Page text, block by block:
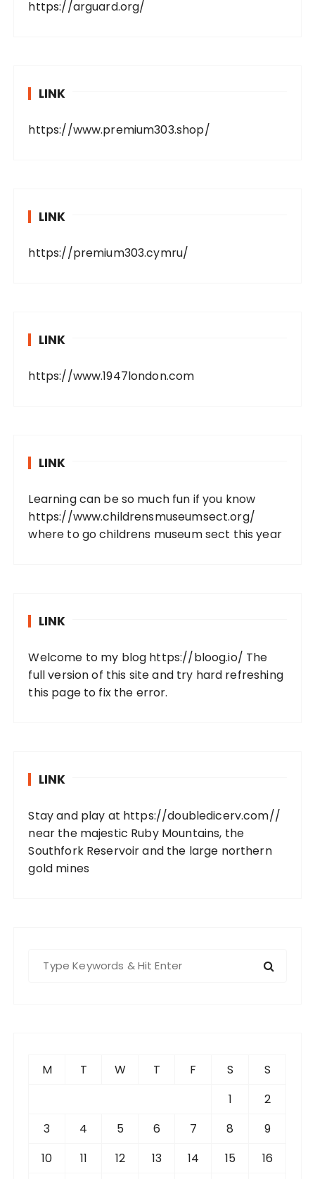
https://arguard.org/
LINK
https://www.premium303.shop/
LINK
https://premium303.cymru/
LINK
https://www.1947london.com
LINK
Learning can be so much fun if you know
https://www.childrensmuseumsect.org/
where to go childrens museum sect this year
LINK
Welcome to my blog https://bloog.io/ The
full version of this site and try hard refreshing
this page to fix the error.
LINK
Stay and play at https://doubledicerv.com//
near the majestic Ruby Mountains, the
Southfork Reservoir and the large northern
gold mines
M T W T F S
S
1
2
3
4 5 6 7 8
9
10
11 12 13 14 15
16